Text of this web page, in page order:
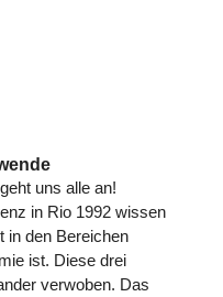
uns alle an!
in Rio 1992 wissen
in den Bereichen
ist. Diese drei
verwoben. Das